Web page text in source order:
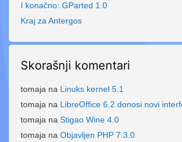
I konačno: GParted 1.0
Kraj za Antergos
Skorašnji komentari
tomaja na Linuks kernel 5.1
tomaja na LibreOffice 6.2 donosi novi
tomaja na Stigao Wine 4.0
tomaja na Objavljen PHP 7.3.0